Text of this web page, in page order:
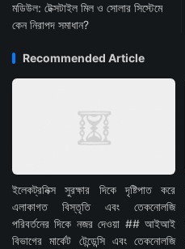
মডিউল: টেক্সটাইল মিল ও সোলার সিস্টেমে
কেন নিরাপদ সমাধান?
Recommended Article
ইলেকট্রনিক্স সুরক্ষার দিকে দৃষ্টিপাত করে
এলাকাগত বিস্তৃতি এবং তেকনোলজি
পরিবর্তনের দিকে নজর দেওয়া ## আইআই
বিভাগের মার্কেট টেন্ডেন্সি এবং তেকনোলজি